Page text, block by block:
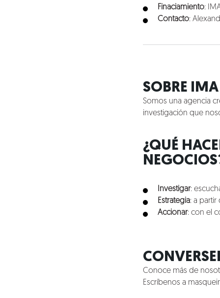
Finaciamiento:
Contacto:
SOBRE
Somos una agencia
investigación que
¿QUÉ
Investigar:
Estrategia: a
Accionar: con el
Conoce más de
Escríbenos a